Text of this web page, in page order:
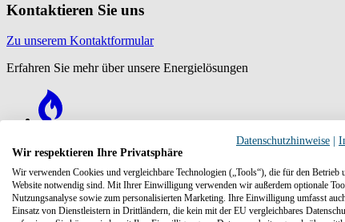
Kontaktieren Sie uns
Zu unserem Kontaktformular
Erfahren Sie mehr über unsere Energielösungen
Power to Gas
Datenschutzhinweise |
Wir respektieren Ihre Privatsphäre
Wir verwenden Cookies und vergleichbare Technologien („Tools“), die für den Betrieb
Website notwendig sind. Mit Ihrer Einwilligung verwenden wir außerdem optionale
Nutzungsanalyse sowie zum personalisierten Marketing. Ihre Einwilligung umfasst
Einsatz von Dienstleistern in Drittländern, die kein mit der EU vergleichbares